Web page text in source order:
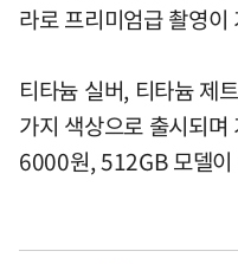
라로 프리미엄급 촬영이
티타늄 실버, 티타늄 제
가지 색상으로 출시되
6000원, 512GB 모델